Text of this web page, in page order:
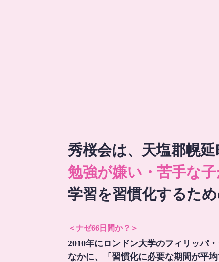
秀桜会は、天塩郡幌延
勉強が嫌い・苦手な
学習を習慣化するた
＜ナゼ66日間か？＞
2010年にロンドン大学のフィリッパ
なかに、「習慣化に必要な期間が平